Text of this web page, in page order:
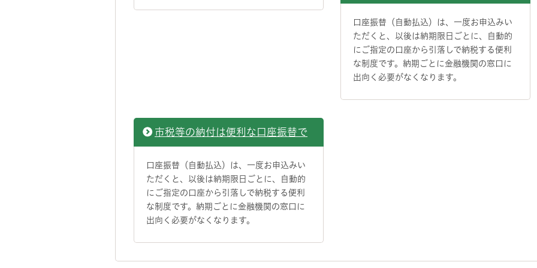
口座振替（自動払込）は、一度お申込みい
ただくと、以後は納期限日ごとに、自動的
にご指定の口座から引落しで納税する便利
な制度です。納期ごとに金融機関の窓口に
出向く必要がなくなります。
市税等の納付は便利な口座振替で
口座振替（自動払込）は、一度お申込みい
ただくと、以後は納期限日ごとに、自動的
にご指定の口座から引落しで納税する便利
な制度です。納期ごとに金融機関の窓口に
出向く必要がなくなります。